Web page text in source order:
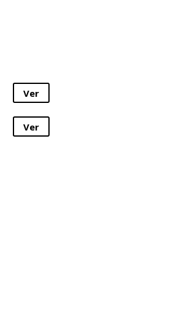
Ver
Ver